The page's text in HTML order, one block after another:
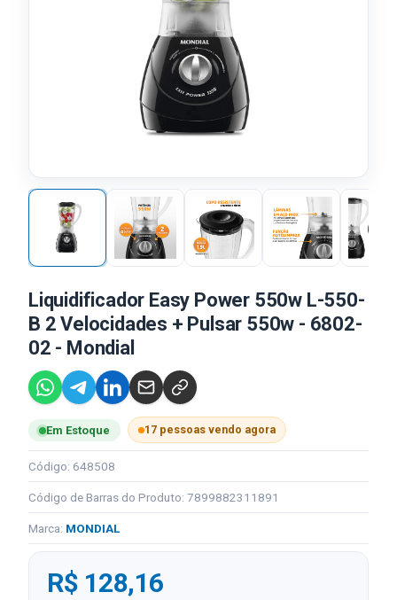
Liquidificador Easy Power 550w L-550-
B 2 Velocidades + Pulsar 550w - 6802-
02 - Mondial
Em Estoque 17 pessoas vendo agora
Código: 648508
Código de Barras do Produto: 7899882311891
Marca: MONDIAL
R$ 128,16